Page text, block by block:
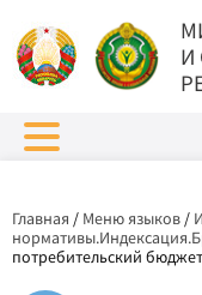
И
Главная / Меню языков /
потребительский бюджет